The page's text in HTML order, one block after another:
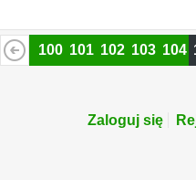
99 100 101 102 103 104
Zaloguj się